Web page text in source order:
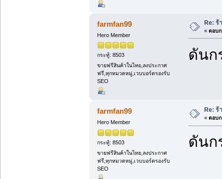
farmfan99
Hero Member
กระทู้: 8503
ขายฟรีสินค้าในไทย,ลงประกาศ
ฟรี,ทุกหมวดหมู่,เวบบอร์ดรองรับ
SEO
Re: ร้
« ตอบก
ดันก
farmfan99
Hero Member
กระทู้: 8503
ขายฟรีสินค้าในไทย,ลงประกาศ
ฟรี,ทุกหมวดหมู่,เวบบอร์ดรองรับ
SEO
Re: ร้
« ตอบก
ดันก